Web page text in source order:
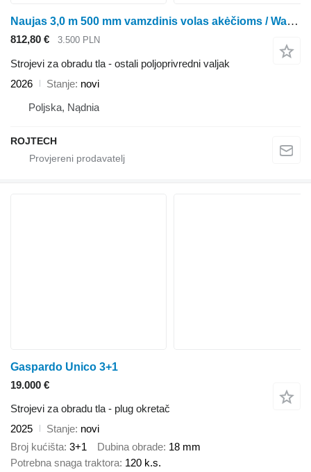
Naujas 3,0 m 500 mm vamzdinis volas akėčioms / Wał rurowy
812,80 € 3.500 PLN
Strojevi za obradu tla - ostali poljoprivredni valjak
2026
Stanje novi
Poljska, Nądnia
ROJTECH
Gaspardo Unico 3+1
19.000 €
Strojevi za obradu tla - plug okretač
2025
Stanje novi
Broj kućišta 3+1 Dubina obrade 18 mm
Potrebna snaga traktora 120 k.s.